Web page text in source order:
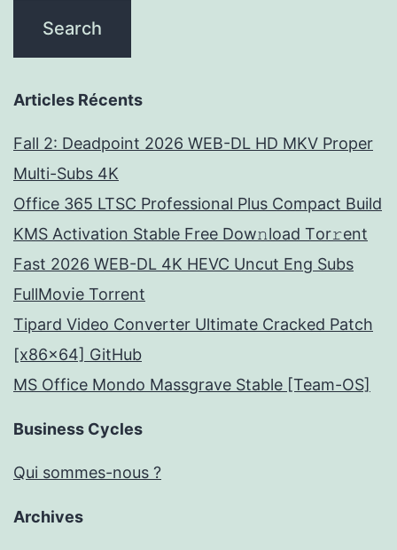
Articles Récents
Fall 2: Deadpoint 2026 WEB-DL HD MKV Proper
Multi-Subs 4K
Office 365 LTSC Professional Plus Compact Build
KMS Activation Stable Frее Dow𝚗load Tоr𝚛ent
Fast 2026 WEB-DL 4K HEVC Uncut Eng Subs
FullMov𝗂e Torrent
Tipard Video Converter Ultimate Cracked Patch
[x86x64] GitHub
MS Office Mondo Massgrave Stable [Team-OS]
Business Cycles
Qui sommes-nous ?
Archives